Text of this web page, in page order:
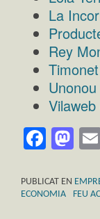
La
Rey
Unonou
Vilaweb
PUBLICAT EN
ECONOMIA
FEU